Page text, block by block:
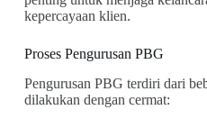
kepercayaan klien.
Proses Pengurusan PBG
Pengurusan PBG terdiri dari
dilakukan dengan cermat: